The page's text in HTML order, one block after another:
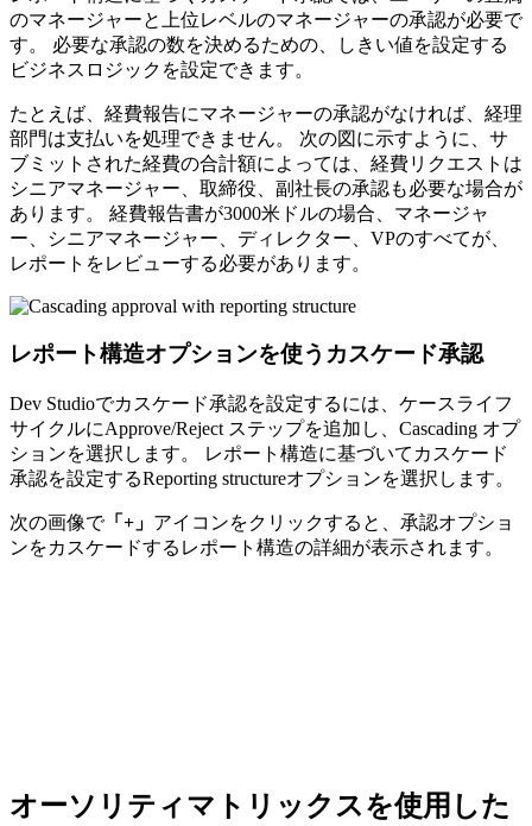
のマネージャーと上位レベルのマネージャーの承認が必要で
す。 必要な承認の数を決めるための、しきい値を設定する
ビジネスロジックを設定できます。
たとえば、経費報告にマネージャーの承認がなければ、経理
部門は支払いを処理できません。 次の図に示すように、サ
ブミットされた経費の合計額によっては、経費リクエストは
シニアマネージャー、取締役、副社長の承認も必要な場合が
あります。 経費報告書が3000米ドルの場合、マネージャ
ー、シニアマネージャー、ディレクター、VPのすべてが、
レポートをレビューする必要があります。
レポート構造オプションを使うカスケード承認
Dev Studioでカスケード承認を設定するには、ケースライフ
サイクルにApprove/Reject ステップを追加し、 Cascading オプ
ションを選択します。 レポート構造に基づいてカスケード
承認を設定するReporting structureオプションを選択します。
次の画像で「+」 アイコンをクリックすると、承認オプショ
ンをカスケードするレポート構造の詳細が表示されます。
オーソリティマトリックスを使用した